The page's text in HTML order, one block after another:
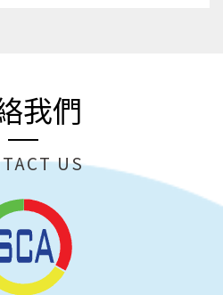
我們
US